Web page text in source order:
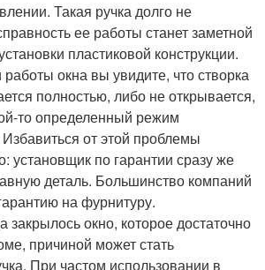
Такая ручка долго не
ее работы станет заметной
пластиковой конструкции.
окна вы увидите, что створка
полностью, либо не открывается,
то определенный режим
от этой проблемы
установщик по гарантии сразу же
деталь. Большинство компаний
на фурнитуру.
закрылось окно, которое достаточно
причиной может стать
При частом использовании в